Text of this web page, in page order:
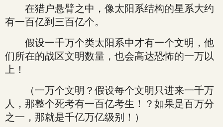
在猎户悬臂之中，像太阳系结构的星系大约
有一百亿到三百亿个。
假设一千万个类太阳系中才有一个文明，他
们所在的战区文明数量，也会高达恐怖的一万以
上！
（一万个文明？假设每个文明只进来一千万
人，那整个死考有一百亿考生！？如果是百万分
之一，那就是千亿万亿级别！）